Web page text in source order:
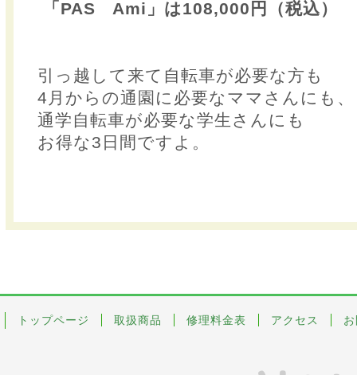
「PAS Ami」は108,000円（税込）
引っ越して来て自転車が必要な方も
4月からの通園に必要なママさんにも、
通学自転車が必要な学生さんにも
お得な3日間ですよ。
トップページ 取扱商品 修理料金表 アクセス